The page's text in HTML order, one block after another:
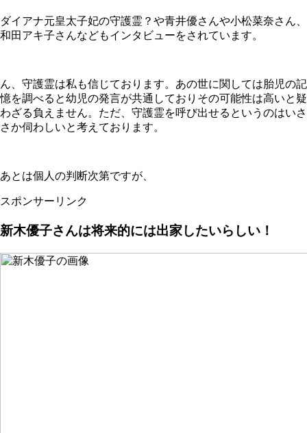
ダイアナ元皇太子妃の守護霊？や青井優さんや小松菜奈さん、
和田アキ子さんなどもインタビューをされています。
ん、守護霊は私も信じております。あの世に関しては胎児の記
憶を調べると幼児の発言が共通しておりその可能性は高いと疑
わざる負えません。ただ、守護霊を呼び出せるというのはいさ
さか伺わしいと考えております。
あとは個人の判断次第ですが、
スポンサーリンク
新木優子さんは将来的には出家したいらしい！